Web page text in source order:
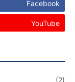
Facebook
YouTube
(2)